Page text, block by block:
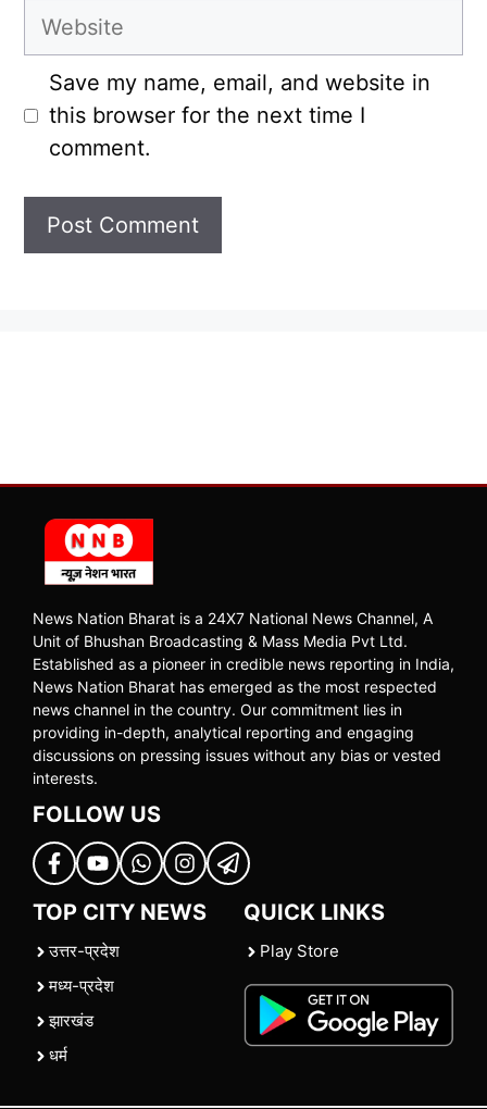
Website
Save my name, email, and website in
this browser for the next time I
comment.
News Nation Bharat is a 24X7 National News Channel, A
Unit of Bhushan Broadcasting & Mass Media Pvt Ltd.
Established as a pioneer in credible news reporting in India,
News Nation Bharat has emerged as the most respected
news channel in the country. Our commitment lies in
providing in-depth, analytical reporting and engaging
discussions on pressing issues without any bias or vested
interests.
FOLLOW US
TOP CITY NEWS
उत्तर-प्रदेश
मध्य-प्रदेश
झारखंड
धर्म
QUICK LINKS
Play Store